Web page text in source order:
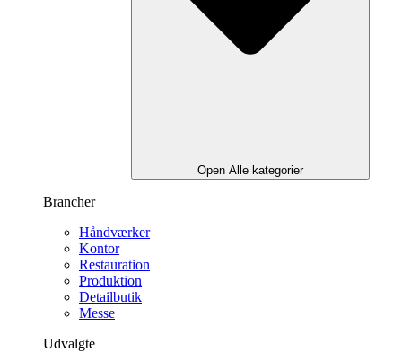
Open Alle kategorier
Brancher
Håndværker
Kontor
Restauration
Produktion
Detailbutik
Messe
Udvalgte